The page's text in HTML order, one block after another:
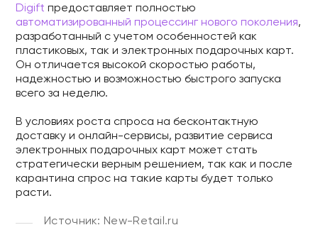
Digift предоставляет полностью
автоматизированный процессинг нового поколения,
разработанный с учетом особенностей как
пластиковых, так и электронных подарочных карт.
Он отличается высокой скоростью работы,
надежностью и возможностью быстрого запуска
всего за неделю.
В условиях роста спроса на бесконтактную
доставку и онлайн-сервисы, развитие сервиса
электронных подарочных карт может стать
стратегически верным решением, так как и после
карантина спрос на такие карты будет только
расти.
Источник: New-Retail.ru